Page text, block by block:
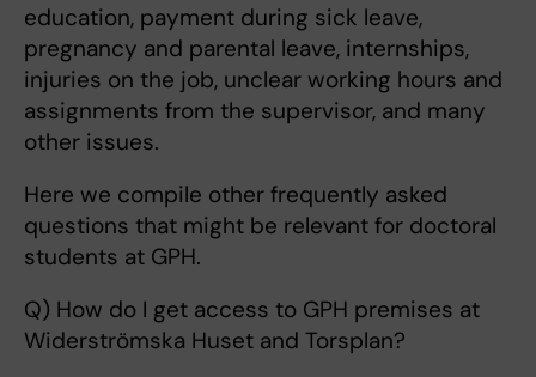
education, payment during sick leave,
pregnancy and parental leave, internships,
injuries on the job, unclear working hours and
assignments from the supervisor, and many
other issues.
Here we compile other frequently asked
questions that might be relevant for doctoral
students at GPH.
Q) How do I get access to GPH premises at
Widerströmska Huset and Torsplan?